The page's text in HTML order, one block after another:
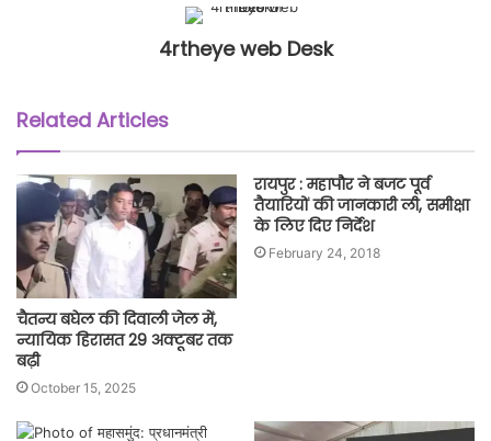
4rtheye web Desk
Related Articles
चैतन्य बघेल की दिवाली जेल में,
न्यायिक हिरासत 29 अक्टूबर तक
बढ़ी
October 15, 2025
रायपुर : महापौर ने बजट पूर्व
तैयारियों की जानकारी ली, समीक्षा
के लिए दिए निर्देश
February 24, 2018